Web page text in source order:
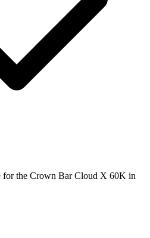
for the Crown Bar Cloud X 60K in